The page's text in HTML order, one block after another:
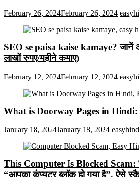
February 26, 2024February 26, 2024
SEO se paisa kaise kamaye?
लाखों रुपए/महीने कमाए)
February 12, 2024February 12, 2024
What is Doorway Pages in Hindi:
January 18, 2024January 18, 2024
This Computer Is Blocked Scam:
“आपका कंप्यूटर ब्लॉक हो गया है”, ऐसे